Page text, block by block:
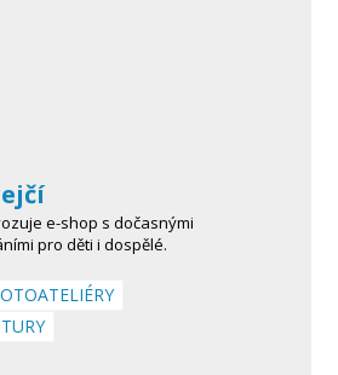
e-shop s dočasnými
pro děti i dospělé.